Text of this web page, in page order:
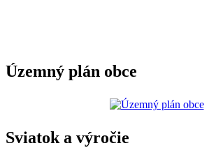
Územný plán obce
Sviatok a výročie